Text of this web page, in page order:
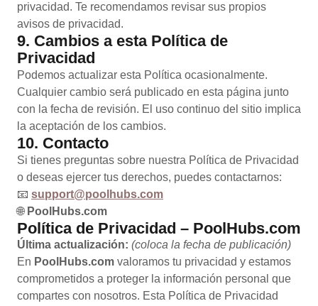
privacidad. Te recomendamos revisar sus propios
avisos de privacidad.
9. Cambios a esta Política de
Privacidad
Podemos actualizar esta Política ocasionalmente.
Cualquier cambio será publicado en esta página junto
con la fecha de revisión. El uso continuo del sitio implica
la aceptación de los cambios.
10. Contacto
Si tienes preguntas sobre nuestra Política de Privacidad
o deseas ejercer tus derechos, puedes contactarnos:
📧 support@poolhubs.com
🌐 PoolHubs.com
Política de Privacidad – PoolHubs.com
Última actualización: (coloca la fecha de publicación)
En PoolHubs.com valoramos tu privacidad y estamos
comprometidos a proteger la información personal que
compartes con nosotros. Esta Política de Privacidad